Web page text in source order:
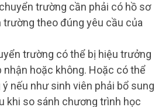
trường cần phải có hồ sơ
trường theo đúng yêu cầu của
trường có thể bị hiệu trưởng
hoặc không. Hoặc có thể
nếu như sinh viên phải bổ sung
khi so sánh chương trình học